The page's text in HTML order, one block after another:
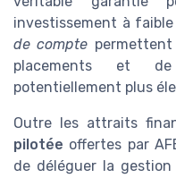
investissement à
de compte
placements et
potentiellement plus
Outre les attraits
pilotée offertes par
de déléguer la